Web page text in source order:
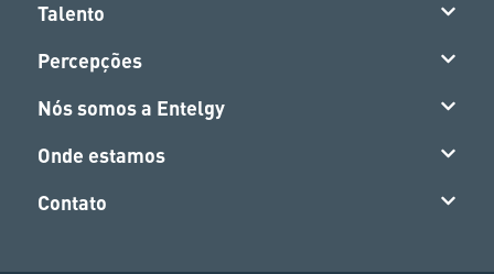
Talento
Percepções
Nós somos a Entelgy
Onde estamos
Contato